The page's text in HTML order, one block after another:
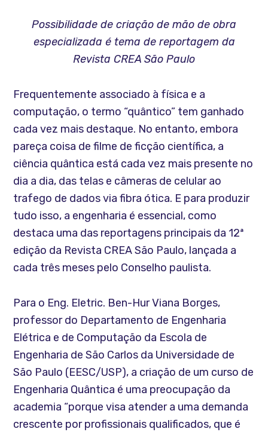
Possibilidade de criação de mão de obra
especializada é tema de reportagem da
Revista CREA São Paulo
Frequentemente associado à física e a
computação, o termo “quântico” tem ganhado
cada vez mais destaque. No entanto, embora
pareça coisa de filme de ficção científica, a
ciência quântica está cada vez mais presente no
dia a dia, das telas e câmeras de celular ao
trafego de dados via fibra ótica. E para produzir
tudo isso, a engenharia é essencial, como
destaca uma das reportagens principais da 12ª
edição da Revista CREA São Paulo, lançada a
cada três meses pelo Conselho paulista.
Para o Eng. Eletric. Ben-Hur Viana Borges,
professor do Departamento de Engenharia
Elétrica e de Computação da Escola de
Engenharia de São Carlos da Universidade de
São Paulo (EESC/USP), a criação de um curso de
Engenharia Quântica é uma preocupação da
academia “porque visa atender a uma demanda
crescente por profissionais qualificados, que é